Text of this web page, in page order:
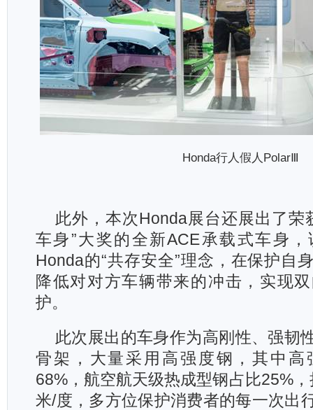
Honda行人假人PolarⅢ
此外，本次Honda展台还展出了荣
车身”大奖的全新ACE承载式车身
Honda的“共存安全”理念，在保护自
降低对对方车辆带来的冲击，实现
护。
此次展出的车身作为高刚性、强韧
骨架，大量采用高强度钢，其中高
68%，航空航天级热成型钢占比25%
米/度，多方位保护消费者的每一次出